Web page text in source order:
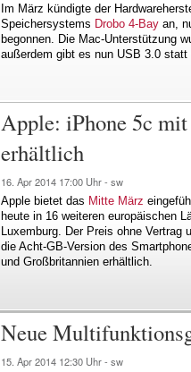
Im März kündigte der
Speichersystems Drobo 4-Bay an,
begonnen. Die Mac-Unterstützung
außerdem gibt es nun USB 3.0 statt
Apple: iPhone 5c
erhältlich
16. Apr 2014 17:00 Uhr - sw
Apple bietet das Mitte März
heute in 16 weiteren europäischen
Luxemburg. Der Preis ohne Vertrag
die Acht-GB-Version des
und Großbritannien erhältlich.
Neue
15. Apr 2014 12:30 Uhr - sw